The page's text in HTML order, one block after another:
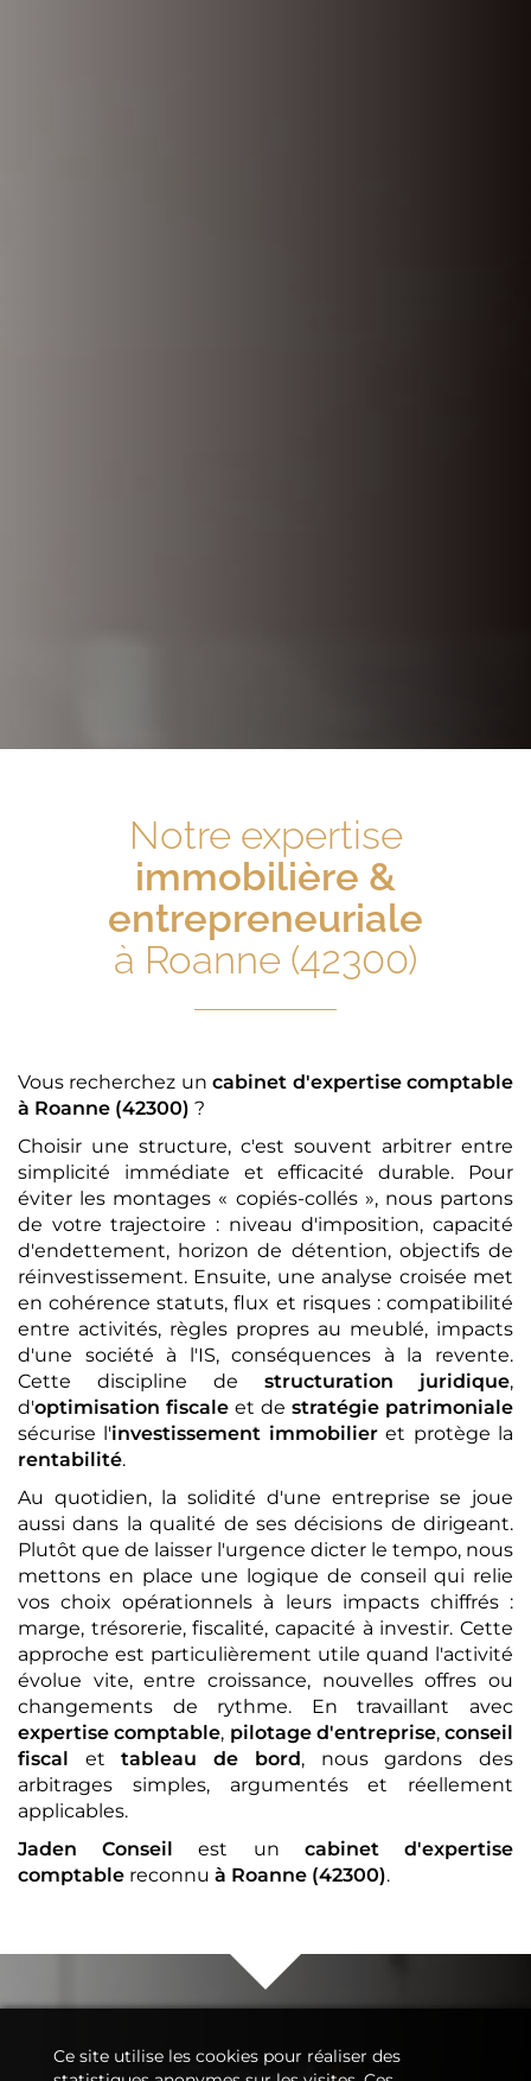
Notre expertise
immobilière &
entrepreneuriale
à Roanne (42300)
Vous recherchez uncabinet d'expertise comptable
à Roanne (42300) ?
Choisir une structure, c'est souvent arbitrer entre
simplicité immédiate et efficacité durable. Pour
éviter les montages « copiés-collés », nous partons
de votre trajectoire : niveau d'imposition, capacité
d'endettement, horizon de détention, objectifs de
réinvestissement. Ensuite, une analyse croisée met
en cohérence statuts, flux et risques : compatibilité
entre activités, règles propres au meublé, impacts
d'une société à l'IS, conséquences à la revente.
Cette discipline de structuration juridique,
d'optimisation fiscale et de stratégie patrimoniale
sécurise l'investissement immobilieret protège la
rentabilité.
Au quotidien, la solidité d'une entreprise se joue
aussi dans la qualité de ses décisions de dirigeant.
Plutôt que de laisser l'urgence dicter le tempo, nous
mettons en place une logique de conseil qui relie
vos choix opérationnels à leurs impacts chiffrés :
marge, trésorerie, fiscalité, capacité à investir. Cette
approche est particulièrement utile quand l'activité
évolue vite, entre croissance, nouvelles offres ou
changements de rythme. En travaillant avec
expertise comptable, pilotage d'entreprise, conseil
fiscal
ettableau de bord, nous gardons des
arbitrages simples, argumentés et réellement
applicables.
Jaden Conseil
est un cabinet d'expertise
comptable reconnu à Roanne (42300).
Ce site utilise les cookies pour réaliser des